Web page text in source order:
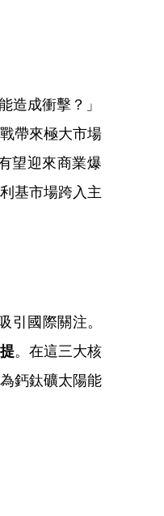
造成衝擊？」
帶來極大市場
望迎來商業爆
基市場跨入主
引國際關注。
。在這三大核
鈣鈦礦太陽能